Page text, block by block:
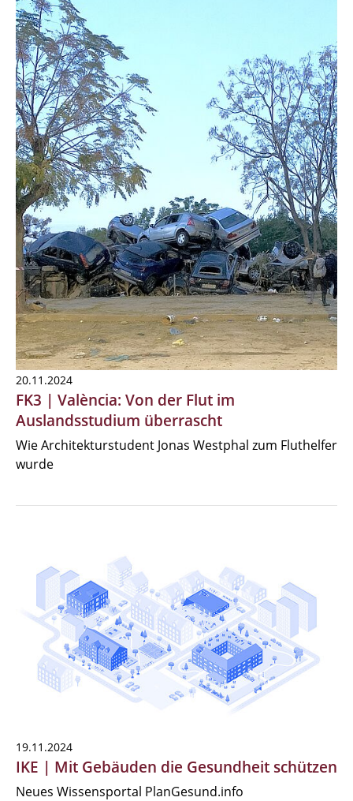
20.11.2024
FK3 | València: Von der Flut im
Auslandsstudium überrascht
Wie Architekturstudent Jonas Westphal zum Fluthelfer
wurde
19.11.2024
IKE | Mit Gebäuden die Gesundheit schützen
Neues Wissensportal PlanGesund.info